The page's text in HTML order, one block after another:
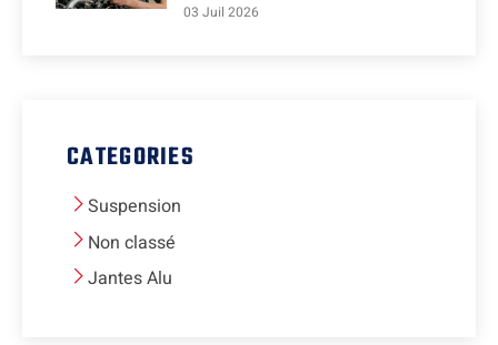
03 Juil 2026
CATEGORIES
Suspension
Non classé
Jantes Alu